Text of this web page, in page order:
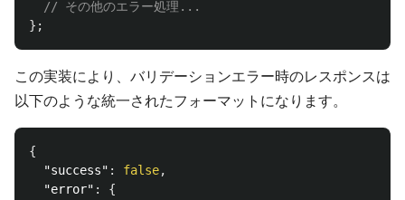
// その他のエラー処理...
};
この実装により、バリデーションエラー時のレスポンスは
以下のような統一されたフォーマットになります。
{
"success" : false,
"error" :
{